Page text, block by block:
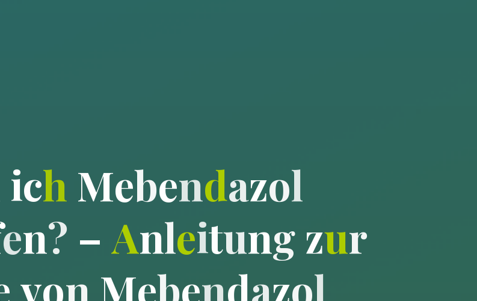
ich Mebendazol
en? – Anleitung zur
von Mebendazol